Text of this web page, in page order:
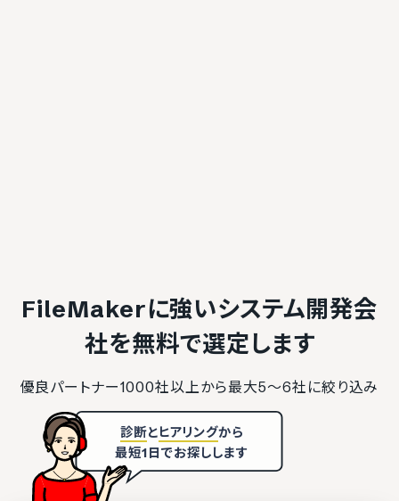
FileMakerに強いシステム開発会
社を無料で選定します
優良パートナー1000社以上から最大5〜6社に絞り込み
診断とヒアリングから
最短1日でお探しします